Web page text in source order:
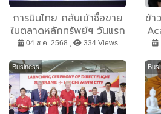
การบินไทย กลับเข้าซื้อขาย
ในตลาดหลักทรัพย์ฯ วันแรก
4 สิงหา 68 พร้อมทะยานสู่
ขอบฟ้าใหม่ในฐานะสายการ
บินที่คนไทยภาคภูมิใจ
04 ส.ค. 2568 , 334 Views
ข้า
เ
9-
Business